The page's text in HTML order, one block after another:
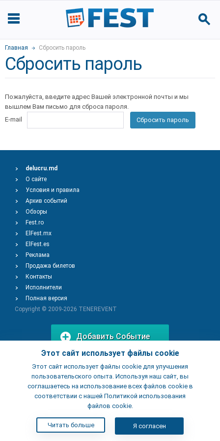
Главная Сбросить пароль
Сбросить пароль
Пожалуйста, введите адрес Вашей электронной почты и мы
вышлем Вам письмо для сброса пароля.
E-mail
Сбросить пароль
Этот сайт использует файлы cookie
Этот сайт использует файлы cookie для улучшения
пользовательского опыта. Используя наш сайт, вы
соглашаетесь на использование всех файлов cookie в
соответствии с нашей Политикой использования
файлов cookie.
Читать больше Я согласен
delucru.md
О сайте
Условия и правила
Архив событий
Обзоры
Fest.ro
ElFest.mx
ElFest.es
Реклама
Продажа билетов
Контакты
Исполнители
Полная версия
Copyright © 2009-2026 TENEREVENT
Добавить Событие
Добавить Заведение